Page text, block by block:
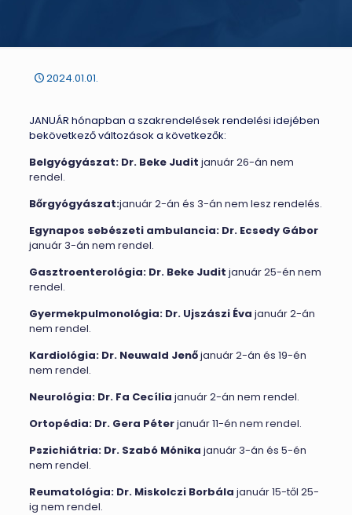
2024.01.01.
JANUÁR hónapban a szakrendelések rendelési idejében
bekövetkező változások a következők:
Belgyógyászat: Dr. Beke Judit január 26-án nem
rendel.
Bőrgyógyászat:január 2-án és 3-án nem lesz rendelés.
Egynapos sebészeti ambulancia:Dr. Ecsedy Gábor
január 3-án nem rendel.
Gasztroenterológia:Dr. Beke Judit január 25-én nem
rendel.
Gyermekpulmonológia:Dr. Ujszászi Éva január 2-án
nem rendel.
Kardiológia:Dr. Neuwald Jenőjanuár 2-án és 19-én
nem rendel.
Neurológia:Dr. Fa Cecília január 2-án nem rendel.
Ortopédia:Dr. Gera Péterjanuár 11-én nem rendel.
Pszichiátria:Dr. Szabó Mónika január 3-án és 5-én
nem rendel.
Reumatológia:Dr. Miskolczi Borbála január 15-től 25-
ig nem rendel.